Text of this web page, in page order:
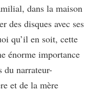
dans la maison
des disques avec ses
qu’il en soit, cette
énorme importance
du narrateur-
et de la mère